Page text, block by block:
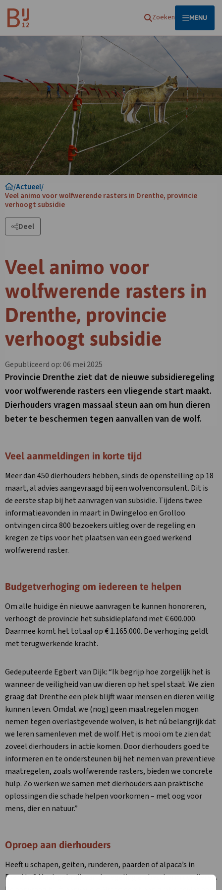
Homepagina Zoeken OPEN
MENU
/Actueel/
Veel animo voor wolfwerende rasters in Drenthe, provincie
verhoogt subsidie
Deel
Veel animo voor
wolfwerende rasters in
Drenthe, provincie
verhoogt subsidie
Gepubliceerd op: 06 mei 2025
Provincie Drenthe ziet dat de nieuwe subsidieregeling
voor wolfwerende rasters een vliegende start maakt.
Dierhouders vragen massaal steun aan om hun dieren
beter te beschermen tegen aanvallen van de wolf.
Veel aanmeldingen in korte tijd
Meer dan 450 dierhouders hebben, sinds de openstelling op 18
maart, al advies aangevraagd bij een wolvenconsulent. Dit is
de eerste stap bij het aanvragen van subsidie. Tijdens twee
informatieavonden in maart in Dwingeloo en Grolloo
ontvingen circa 800 bezoekers uitleg over de regeling en
kregen ze tips voor het plaatsen van een goed werkend
wolfwerend raster.
Budgetverhoging om iedereen te helpen
Om alle huidige én nieuwe aanvragen te kunnen honoreren,
verhoogt de provincie het subsidieplafond met € 600.000.
Daarmee komt het totaal op € 1.165.000. De verhoging geldt
met terugwerkende kracht.
Gedeputeerde Egbert van Dijk: “Ik begrijp hoe zorgelijk het is
wanneer de veiligheid van uw dieren op het spel staat. We zien
graag dat Drenthe een plek blijft waar mensen en dieren veilig
kunnen leven. Omdat we (nog) geen maatregelen mogen
nemen tegen overlastgevende wolven, is het nú belangrijk dat
we leren samenleven met de wolf. Het is mooi om te zien dat
zoveel dierhouders in actie komen. Door dierhouders goed te
informeren en te ondersteunen bij het nemen van preventieve
maatregelen, zoals wolfwerende rasters, bieden we concrete
hulp. Zo werken we samen met dierhouders aan praktische
oplossingen die schade helpen voorkomen – met oog voor
mens, dier en natuur.”
Oproep aan dierhouders
Heeft u schapen, geiten, runderen, paarden of alpaca’s in
Drenthe? Maak gebruik van de regeling en bescherm uw dieren.